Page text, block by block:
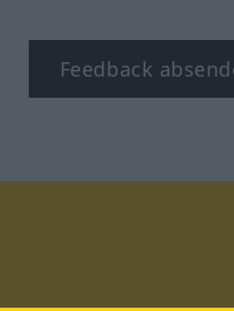
Feedback